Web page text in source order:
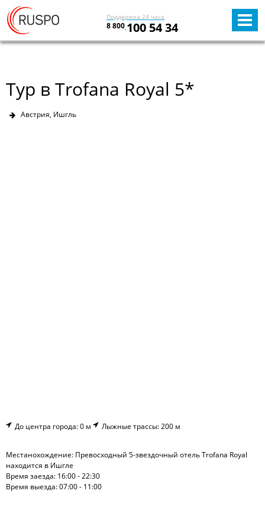
Поддержка 24 часа
8 800 100 54 34
Тур в Trofana Royal 5*
Австрия, Ишгль
До центра города: 0 м Лыжные трассы: 200 м
Местанохождение: Превосходный 5-звездочный отель Trofana Royal
находится в Ишгле
Время заезда: 16:00 - 22:30
Время выезда: 07:00 - 11:00